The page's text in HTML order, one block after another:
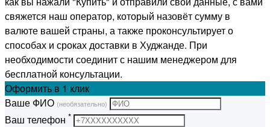
свяжется наш оператор, который назовёт сумму в
валюте вашей страны, а также проконсультирует о
способах и сроках доставки в Худжанде. При
необходимости соединит с нашим менеджером для
бесплатной консультации.
Оформить в 1 клик
Ваше ФИО (необязательно)
Ваш телефон *